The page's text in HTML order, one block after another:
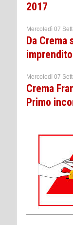
2017
Mercoledì 07
Da
Mercoledì 07
Crema
Primo